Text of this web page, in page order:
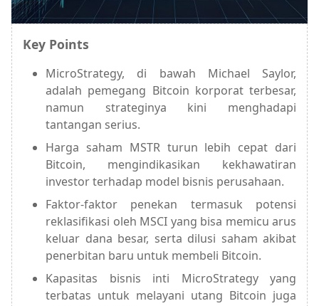
Key Points
MicroStrategy, di bawah Michael Saylor,
adalah pemegang Bitcoin korporat terbesar,
namun strateginya kini menghadapi
tantangan serius.
Harga saham MSTR turun lebih cepat dari
Bitcoin, mengindikasikan kekhawatiran
investor terhadap model bisnis perusahaan.
Faktor-faktor penekan termasuk potensi
reklasifikasi oleh MSCI yang bisa memicu arus
keluar dana besar, serta dilusi saham akibat
penerbitan baru untuk membeli Bitcoin.
Kapasitas bisnis inti MicroStrategy yang
terbatas untuk melayani utang Bitcoin juga